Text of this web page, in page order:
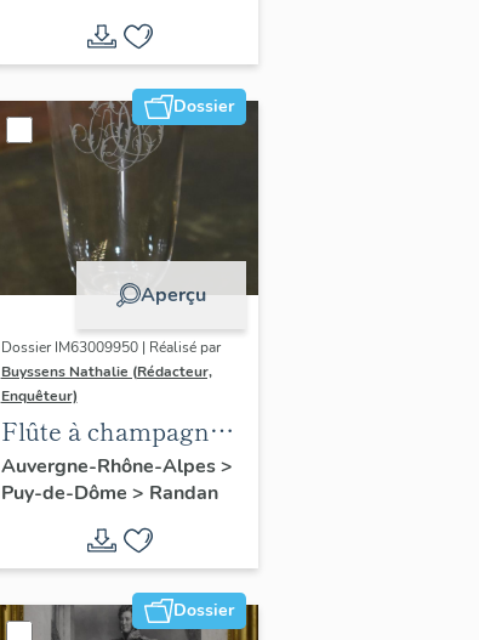
Dossier
Aperçu
Dossier IM63009950 | Réalisé par
Buyssens Nathalie (Rédacteur,
Enquêteur)
Flûte à champagne
n° 9
Auvergne-Rhône-Alpes>
Puy-de-Dôme > Randan
Dossier